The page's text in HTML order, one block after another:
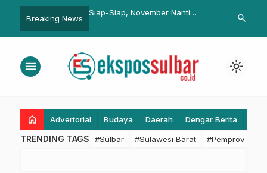
Breaking News
dari BAZNAS,
Zakat ASN
Siap-Siap, November Nanti
Integrasi
Sulbar
search
menu light_mode
home Advertorial Budaya Daerah Dengar Berita
TRENDING TAGS #Sulbar #Sulawesi Barat #Pemprov